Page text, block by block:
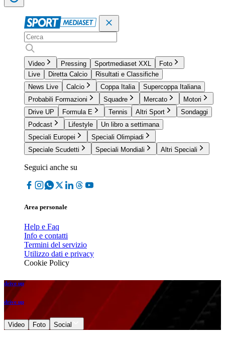
Video Pressing Sportmediaset XXL
Foto
Live
Diretta Calcio
Risultati e Classifiche
News Live
Calcio Coppa Italia
Supercoppa Italiana
Probabili Formazioni
Squadre Mercato
Motori
Drive UP
Formula E Tennis Altri Sport
Sondaggi
Podcast
Lifestyle
Un libro a settimana
Speciali Europei
Speciali Olimpiadi
Speciale Scudetti
Speciali Mondiali Altri Speciali
Seguici anche su
Area personale
Help e Faq
Info e contatti
Termini del servizio
Utilizzo dati e privacy
Cookie Policy
drive up
drive up
Video Foto Social